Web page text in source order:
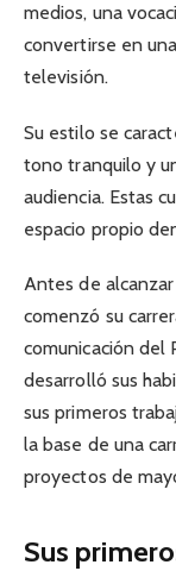
medios, una
convertirse en
televisión.
Su estilo se
tono tranquilo y
audiencia. Estas
espacio propio
Antes de
comenzó su
comunicación del
desarrolló sus
sus primeros
la base de una
proyectos de
Sus